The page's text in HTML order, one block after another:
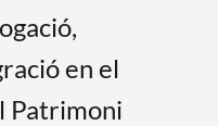
en el
Patrimoni